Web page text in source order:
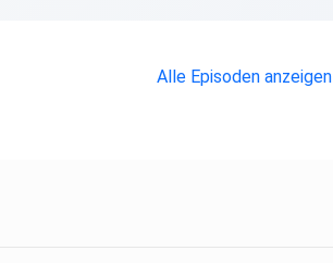
Alle Episoden anzeigen